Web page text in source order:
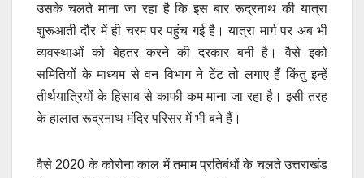
उसके चलते माना जा रहा है कि इस बार रूद्रनाथ की यात्रा
शुरूआती दौर में ही चरम पर पहुंच गई है। यात्रा मार्ग पर अब भी
व्यवस्थाओं को बेहतर करने की दरकार बनी है। वैसे इको
समितियों के माध्यम से वन विभाग ने टेंट तो लगाए हैं किंतु इन्हें
तीर्थयात्रियों के हिसाब से काफी कम माना जा रहा है। इसी तरह
के हालात रूद्रनाथ मंदिर परिसर में भी बने हैं।
वैसे 2020 के कोरोना काल में तमाम प्रतिबंधों के चलते उत्तराखंड